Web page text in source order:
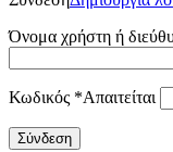
Όνομα χρήστη ή
Κωδικός *Απαιτείται
Σύνδεση